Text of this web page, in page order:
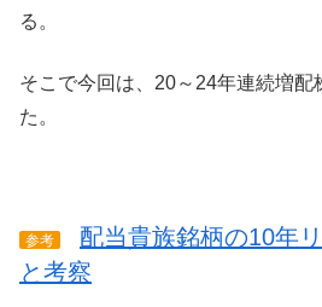
る。
そこで今回は、20～24年連続増配
た。
参考
配当貴族銘柄の10年
と考察